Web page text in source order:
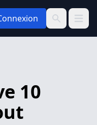
Recherche
10